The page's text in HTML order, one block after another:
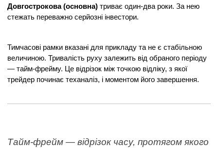
Довгострокова (основна) триває один-два роки. За нею
стежать переважно серйозні інвестори.
Тимчасові рамки вказані для прикладу та не є стабільною
величиною. Тривалість руху залежить від обраного періоду
— тайм-фрейму. Це відрізок між точкою відліку, з якої
трейдер починає теханаліз, і моментом його завершення.
Тайм-фрейм — відрізок часу, протягом якого